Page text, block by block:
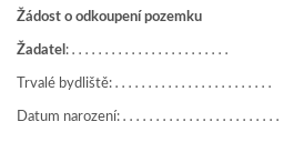
Žádost o odkoupení pozemku
Žadatel : . . . . . . . . . . . . . . . . . . . . . . . .
Trvalé bydliště: . . . . . . . . . . . . . . . . . . . . . . . .
Datum narození: . . . . . . . . . . . . . . . . . . . . . . . .